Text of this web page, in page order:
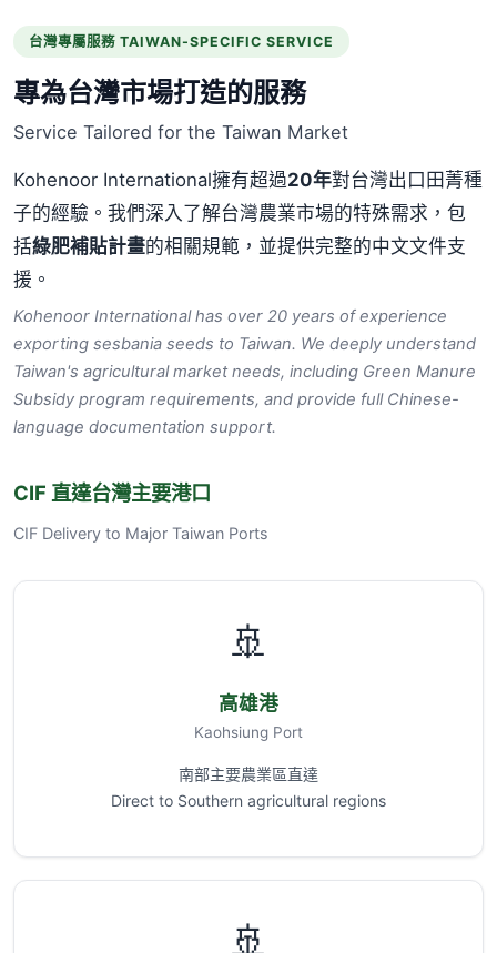
台灣專屬服務 TAIWAN-SPECIFIC SERVICE
專為台灣市場打造的服務
Service Tailored for the Taiwan Market
Kohenoor International擁有超過20年對台灣出口田菁種
子的經驗。我們深入了解台灣農業市場的特殊需求，包
括綠肥補貼計畫的相關規範，並提供完整的中文文件支
援。
Kohenoor International has over 20 years of experience
exporting sesbania seeds to Taiwan. We deeply understand
Taiwan's agricultural market needs, including Green Manure
Subsidy program requirements, and provide full Chinese-
language documentation support.
CIF 直達台灣主要港口
CIF Delivery to Major Taiwan Ports
🚢
高雄港
Kaohsiung Port
南部主要農業區直達
Direct to Southern agricultural regions
🚢